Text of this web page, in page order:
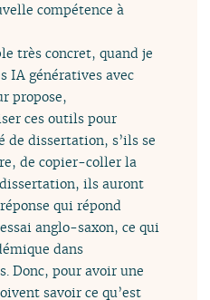
compétence à
très concret, quand je
IA génératives avec
propose,
ces outils pour
dissertation, s’ils se
de copier-coller la
ils auront
qui répond
anglo-saxon, ce qui
dans
Donc, pour avoir une
savoir ce qu’est